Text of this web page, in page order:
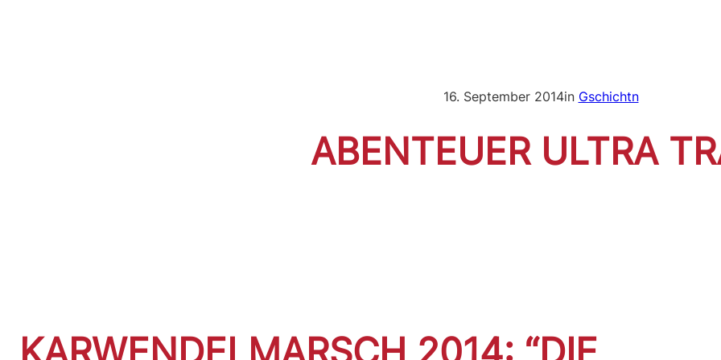
16. September 2014in Gschichtn
ABENTEUER ULTRA